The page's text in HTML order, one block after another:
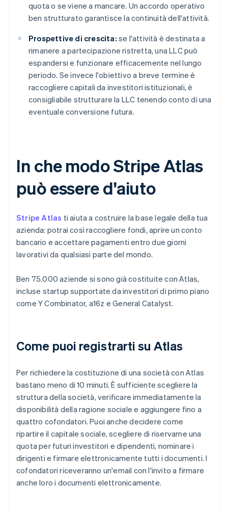
quota o se viene a mancare. Un accordo operativo
ben strutturato garantisce la continuità dell'attività.
Prospettive di crescita: se l'attività è destinata a
rimanere a partecipazione ristretta, una LLC può
espandersi e funzionare efficacemente nel lungo
periodo. Se invece l'obiettivo a breve termine è
raccogliere capitali da investitori istituzionali, è
consigliabile strutturare la LLC tenendo conto di una
eventuale conversione futura.
In che modo Stripe Atlas
può essere d'aiuto
Stripe Atlas ti aiuta a costruire la base legale della tua
azienda: potrai così raccogliere fondi, aprire un conto
bancario e accettare pagamenti entro due giorni
lavorativi da qualsiasi parte del mondo.
Ben 75.000 aziende si sono già costituite con Atlas,
incluse startup supportate da investitori di primo piano
come Y Combinator, a16z e General Catalyst.
Come puoi registrarti su Atlas
Per richiedere la costituzione di una società con Atlas
bastano meno di 10 minuti. È sufficiente scegliere la
struttura della società, verificare immediatamente la
disponibilità della ragione sociale e aggiungere fino a
quattro cofondatori. Puoi anche decidere come
ripartire il capitale sociale, scegliere di riservarne una
quota per futuri investitori e dipendenti, nominare i
dirigenti e firmare elettronicamente tutti i documenti. I
cofondatori riceveranno un'email con l'invito a firmare
anche loro i documenti elettronicamente.